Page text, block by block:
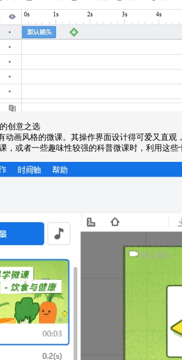
创意之选
动画风格的微课。其操作界面设计得可爱又直
，或者一些趣味性较强的科普微课时，利用这